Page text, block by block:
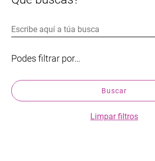
Podes filtrar por…
Título
Buscar
Limpar filtros